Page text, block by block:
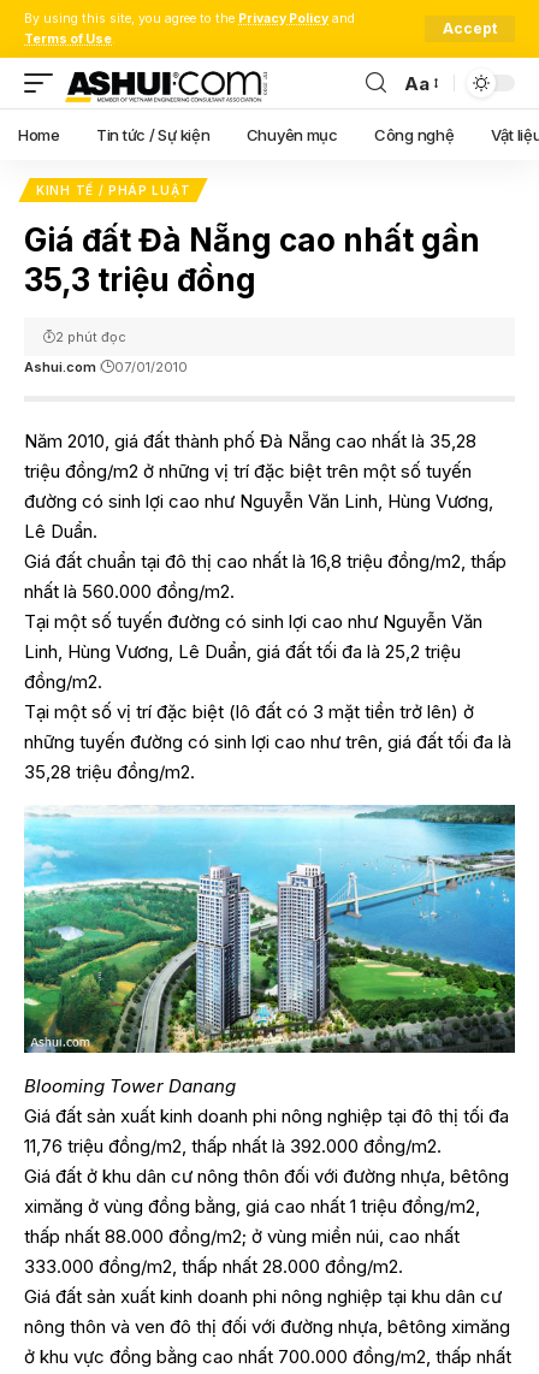
By using this site, you agree to the Privacy Policy and
Terms of Use.
Accept
Font
Resizer
Aa
Home Tin tức / Sự kiện Chuyên mục Công nghệ Vật
KINH TẾ / PHÁP LUẬT
Giá đất Đà Nẵng cao nhất gần
35,3 triệu đồng
Ashui.com 07/01/2010
2 phút đọc
Năm 2010, giá đất thành phố Đà Nẵng cao nhất là 35,28
triệu đồng/m2 ở những vị trí đặc biệt trên một số tuyến
đường có sinh lợi cao như Nguyễn Văn Linh, Hùng Vương,
Lê Duẩn.
Giá đất chuẩn tại đô thị cao nhất là 16,8 triệu đồng/m2, thấp
nhất là 560.000 đồng/m2.
Tại một số tuyến đường có sinh lợi cao như Nguyễn Văn
Linh, Hùng Vương, Lê Duẩn, giá đất tối đa là 25,2 triệu
đồng/m2.
Tại một số vị trí đặc biệt (lô đất có 3 mặt tiền trở lên) ở
những tuyến đường có sinh lợi cao như trên, giá đất tối đa là
35,28 triệu đồng/m2.
Blooming Tower Danang
Giá đất sản xuất kinh doanh phi nông nghiệp tại đô thị tối đa
11,76 triệu đồng/m2, thấp nhất là 392.000 đồng/m2.
Giá đất ở khu dân cư nông thôn đối với đường nhựa, bêtông
ximăng ở vùng đồng bằng, giá cao nhất 1 triệu đồng/m2,
thấp nhất 88.000 đồng/m2; ở vùng miền núi, cao nhất
333.000 đồng/m2, thấp nhất 28.000 đồng/m2.
Giá đất sản xuất kinh doanh phi nông nghiệp tại khu dân cư
nông thôn và ven đô thị đối với đường nhựa, bêtông ximăng
ở khu vực đồng bằng cao nhất 700.000 đồng/m2, thấp nhất